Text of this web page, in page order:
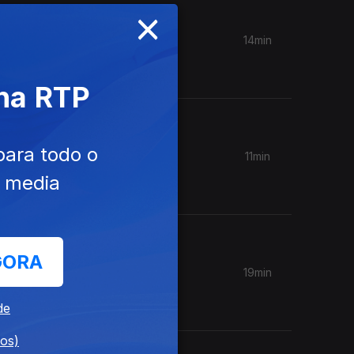
autor
14min
11min
19min
×
RTP
todo o